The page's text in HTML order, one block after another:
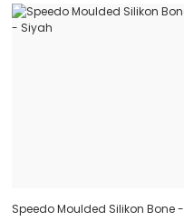
Speedo Moulded Silikon Bone -